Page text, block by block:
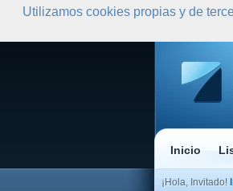
Inicio
¡Hola, Invitado!
Utilizamos cookies propias y de